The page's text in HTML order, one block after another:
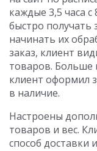
каждые 3,5 часа с
быстро получать
начинать их
заказ, клиент
товаров. Больше
клиент оформил
в наличие.
Настроены
товаров и вес.
способ доставки